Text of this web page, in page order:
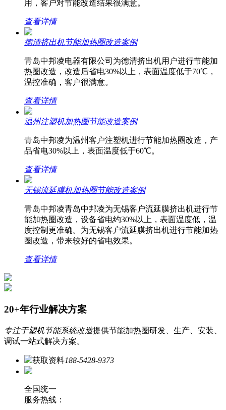
用，客户对节能改造结果很满意。
查看详情
德清挤出机节能加热圈改造案例
青岛中邦凌电器有限公司为德清挤出机用户进行节能加
热圈改造，改造后省电30%以上，表面温度低于70℃，
温控准确，客户很满意。
查看详情
温州注塑机加热圈节能改造案例
青岛中邦凌为温州客户注塑机进行节能加热圈改造，产
品省电30%以上，表面温度低于60℃。
查看详情
无锡流延膜机加热圈节能改造案例
青岛中邦凌青岛中邦凌为无锡客户流延膜挤出机进行节
能加热圈改造，设备省电约30%以上，表面温度低，温
度控制更准确。为无锡客户流延膜挤出机进行节能加热
圈改造，带来较好的省电效果。
查看详情
20+年行业解决方案
专注于塑机节能系统改造提供节能加热圈研发、生产、安装、
调试一站式解决方案。
获取资料188-5428-9373
全国统一
服务热线：